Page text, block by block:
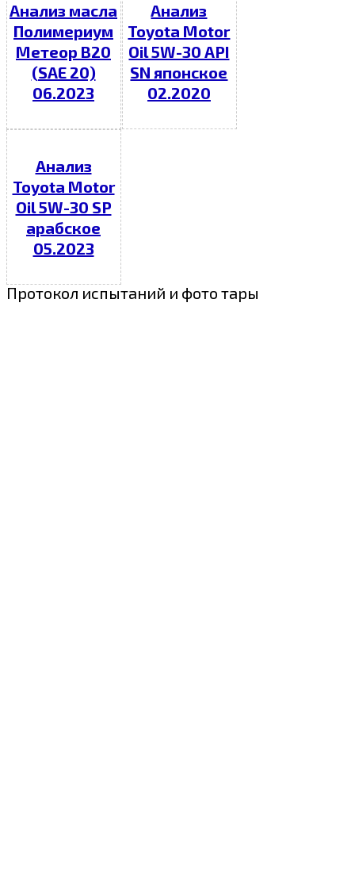
Анализ масла
Полимериум
Метеор В20
(SAE 20)
06.2023
Анализ
Toyota Motor
Oil 5W-30 API
SN японское
02.2020
Анализ
Toyota Motor
Oil 5W-30 SP
арабское
05.2023
Протокол испытаний и фото тары